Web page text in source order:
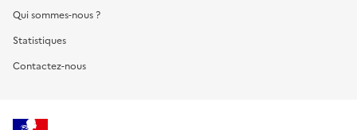
Qui sommes-nous ?
Statistiques
Contactez-nous